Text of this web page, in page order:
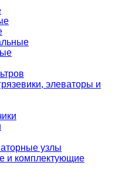
элеваторы и
узлы
и комплектующие